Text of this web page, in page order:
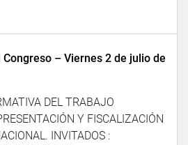
– Viernes 2 de julio de
DEL TRABAJO
Y FISCALIZACIÓN
INVITADOS :